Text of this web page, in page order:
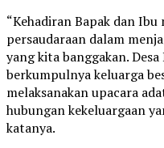
“Kehadiran Bapak dan
persaudaraan dalam
yang kita banggakan.
berkumpulnya keluarga
melaksanakan upacara
hubungan kekeluargaan
katanya.